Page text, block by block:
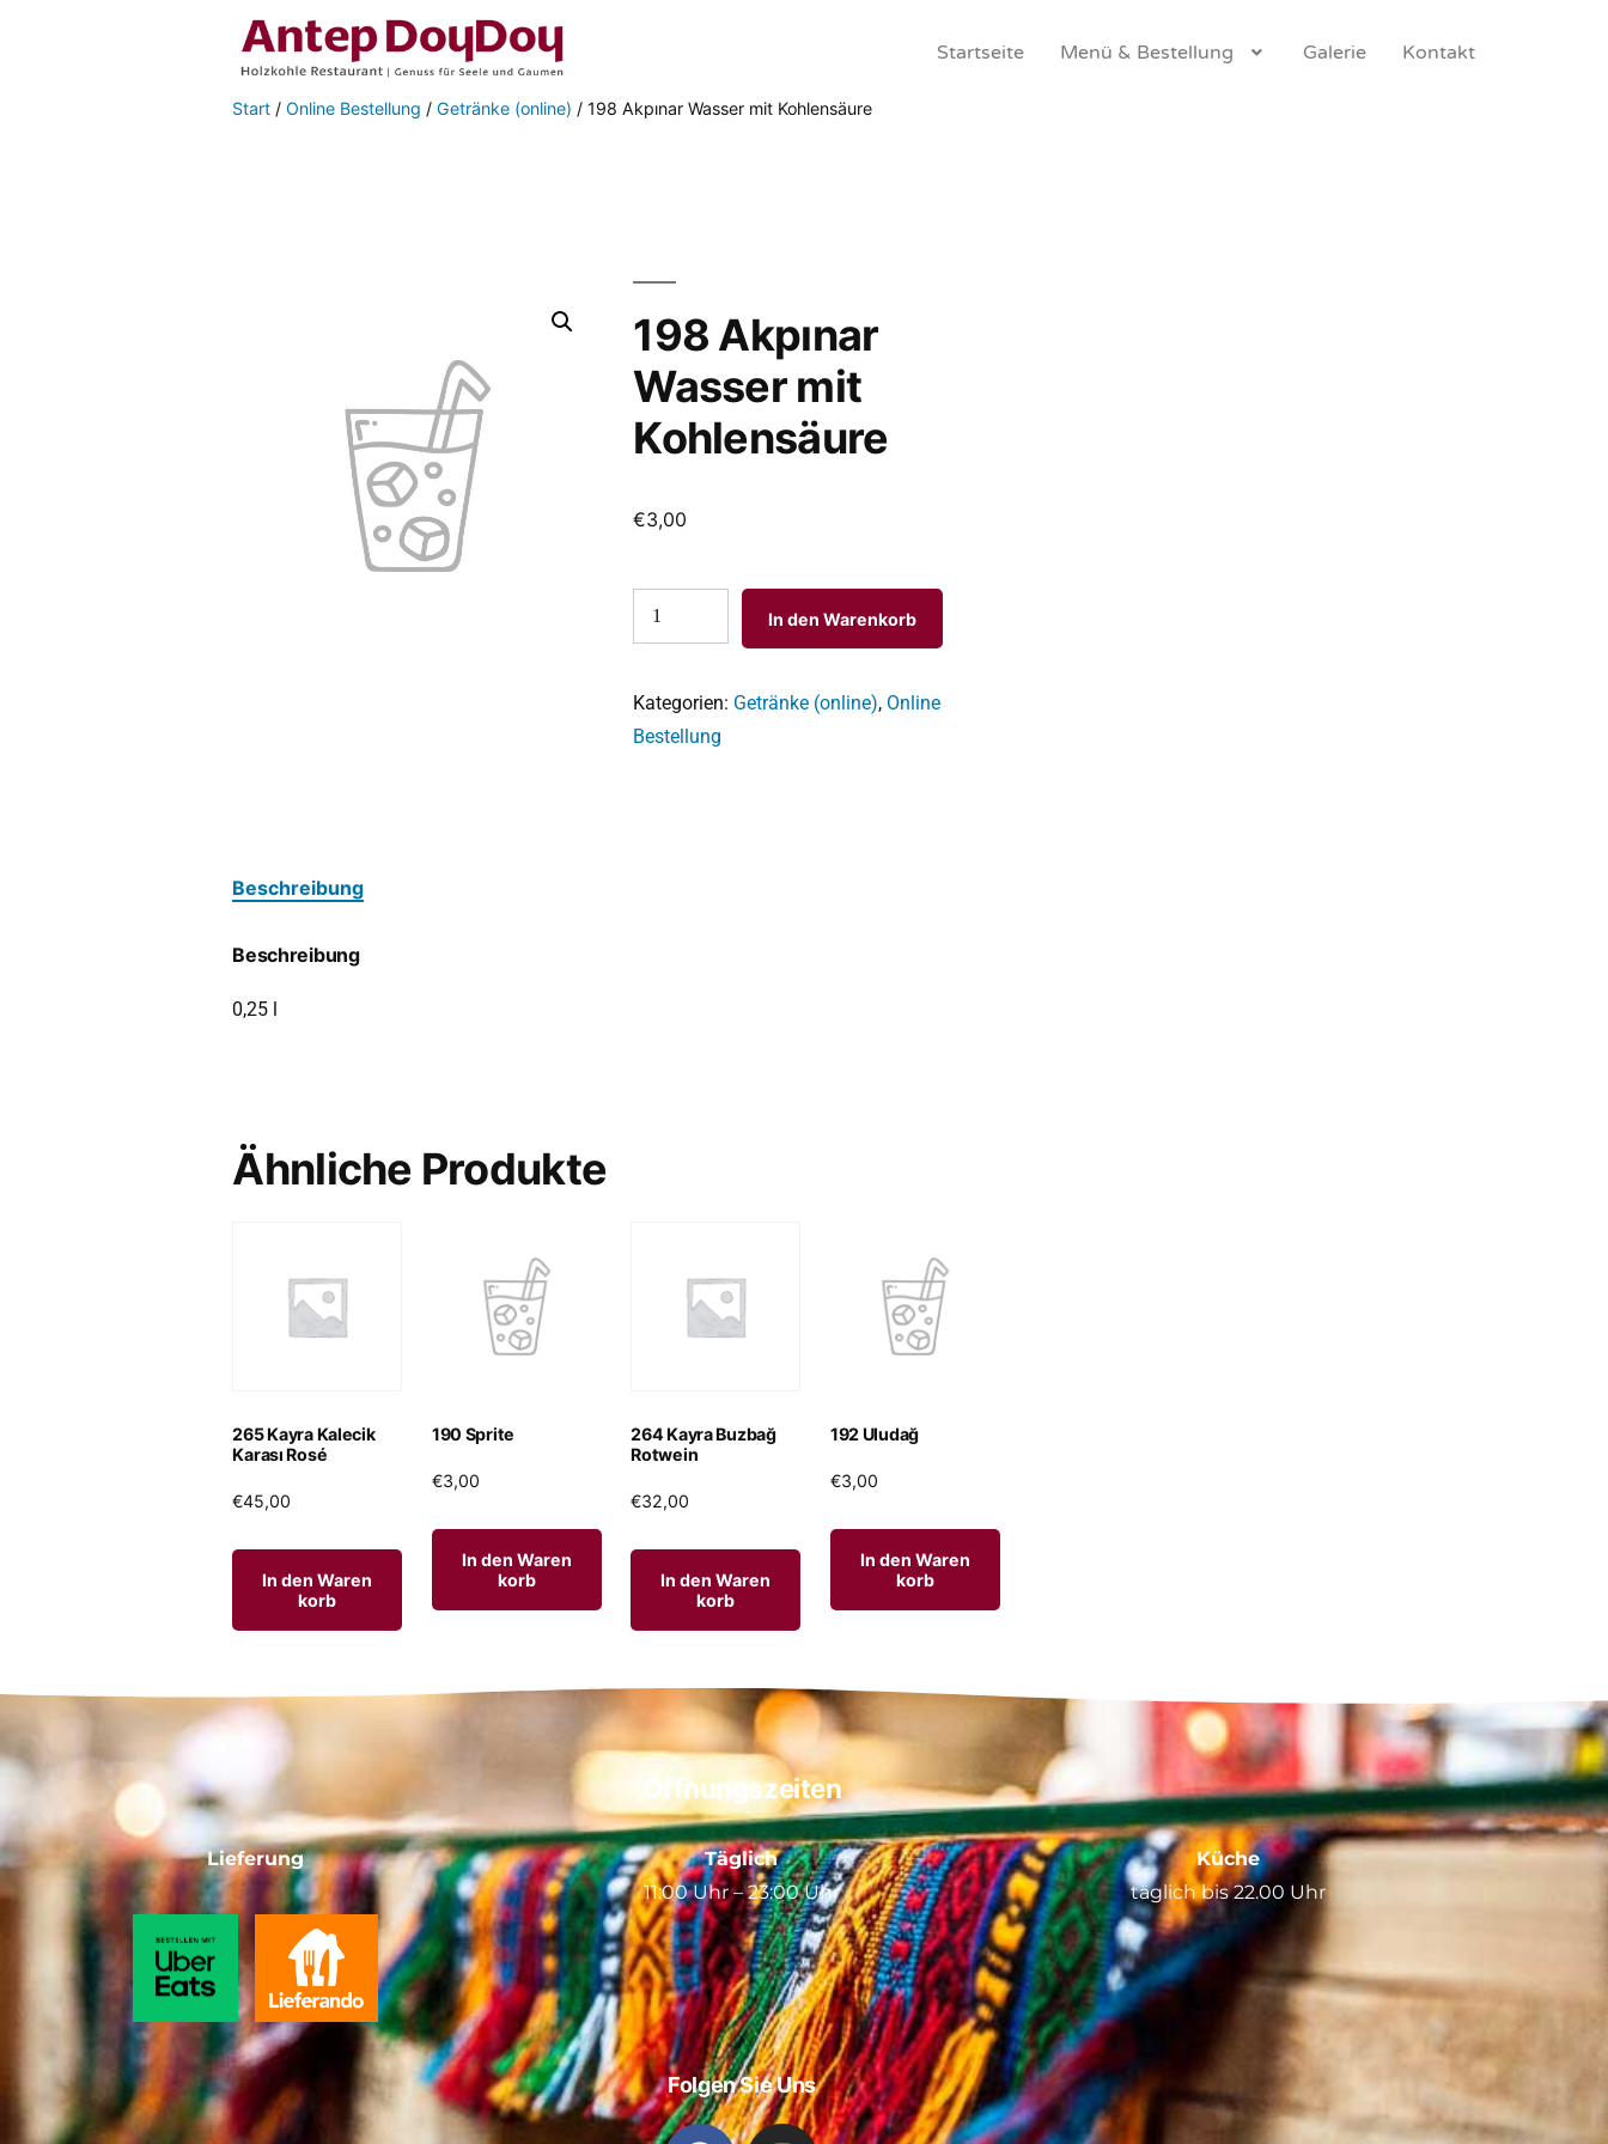
Startseite Menü & Bestellung Galerie Kontakt
Start /Online Bestellung /Getränke (online) / 198 Akpınar Wasser mit Kohlensäure
198 Akpınar
Wasser mit
Kohlensäure
€3,00
In den Warenkorb
Kategorien: Getränke (online), Online
Bestellung
Beschreibung
Beschreibung
0,25 l
Ähnliche Produkte
265 Kayra Kalecik
Karası Rosé
€45,00
In den Waren
korb
190 Sprite
€3,00
In den Waren
korb
264 Kayra Buzbağ
Rotwein
€32,00
In den Waren
korb
192 Uludağ
€3,00
In den Waren
korb
Öffnungszeiten
Lieferung
Täglich
11:00 Uhr – 23:00 Uhr
Küche
täglich bis 22.00 Uhr
Folgen Sie Uns